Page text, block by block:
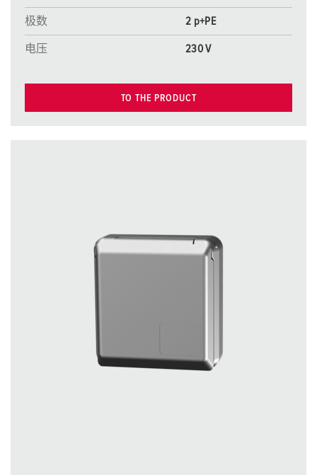
极数 2 p+PE
电压 230 V
TO THE PRODUCT